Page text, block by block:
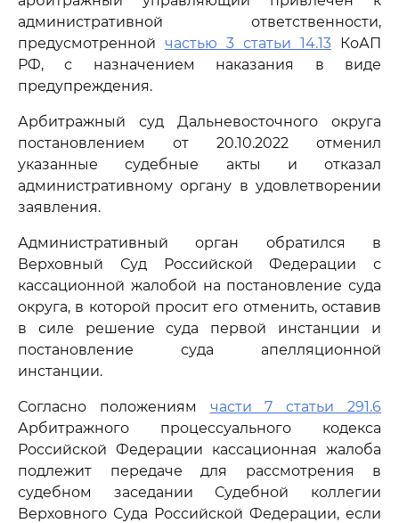
административной ответственности,
предусмотренной частью 3 статьи 14.13 КоАП
РФ, с назначением наказания в виде
предупреждения.
Арбитражный суд Дальневосточного округа
постановлением от 20.10.2022 отменил
указанные судебные акты и отказал
административному органу в удовлетворении
заявления.
Административный орган обратился в
Верховный Суд Российской Федерации с
кассационной жалобой на постановление суда
округа, в которой просит его отменить, оставив
в силе решение суда первой инстанции и
постановление суда апелляционной
инстанции.
Согласно положениям части 7 статьи 291.6
Арбитражного процессуального кодекса
Российской Федерации кассационная жалоба
подлежит передаче для рассмотрения в
судебном заседании Судебной коллегии
Верховного Суда Российской Федерации, если